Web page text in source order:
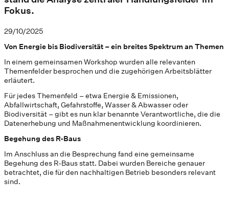
Fokus.
29/10/2025
Von Energie bis Biodiversität – ein breites Spektrum an Themen
In einem gemeinsamen Workshop wurden alle relevanten
Themenfelder besprochen und die zugehörigen Arbeitsblätter
erläutert.
Für jedes Themenfeld – etwa Energie & Emissionen,
Abfallwirtschaft, Gefahrstoffe, Wasser & Abwasser oder
Biodiversität – gibt es nun klar benannte Verantwortliche, die die
Datenerhebung und Maßnahmenentwicklung koordinieren.
Begehung des R-Baus
Im Anschluss an die Besprechung fand eine gemeinsame
Begehung des R-Baus statt. Dabei wurden Bereiche genauer
betrachtet, die für den nachhaltigen Betrieb besonders relevant
sind.